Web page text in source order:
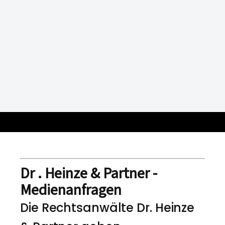
Dr . Heinze & Partner -
Medienanfragen
Die Rechtsanwälte Dr. Heinze